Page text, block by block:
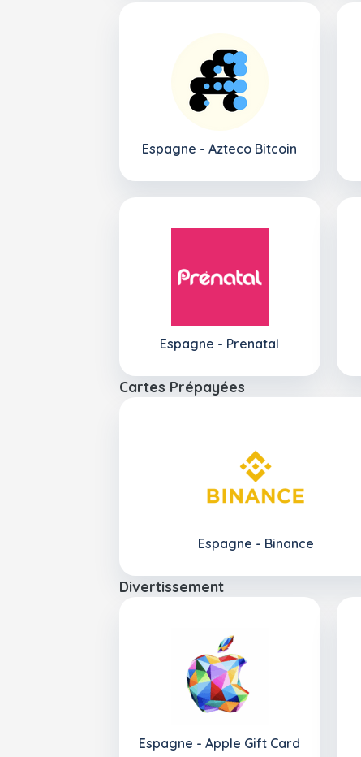
Espagne - Azteco Bitcoin
Espagne - Prenatal
Cartes Prépayées
Espagne - Binance
Divertissement
Espagne - Apple Gift Card